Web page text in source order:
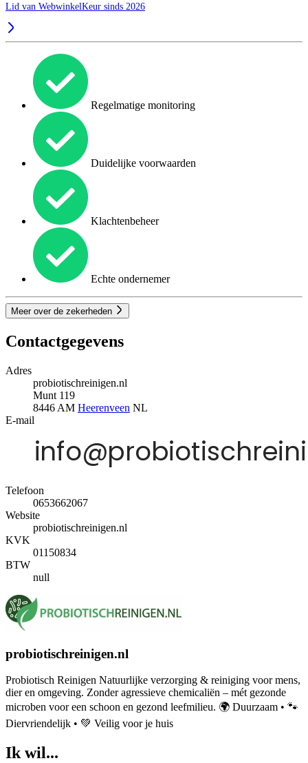
Lid van WebwinkelKeur sinds 2026
Regelmatige monitoring
Duidelijke voorwaarden
Klachtenbeheer
Echte ondernemer
Meer over de zekerheden
Contactgegevens
Adres
probiotischreinigen.nl
Munt 119
8446 AM Heerenveen NL
E-mail
Telefoon
0653662067
Website
probiotischreinigen.nl
KVK
01150834
BTW
null
probiotischreinigen.nl
Probiotisch Reinigen Natuurlijke verzorging & reiniging voor mens,
dier en omgeving. Zonder agressieve chemicaliën – mét gezonde
microben voor een schoon en gezond leefmilieu. 🌍 Duurzaam • 🐾
Diervriendelijk • 💚 Veilig voor je huis
Ik wil...